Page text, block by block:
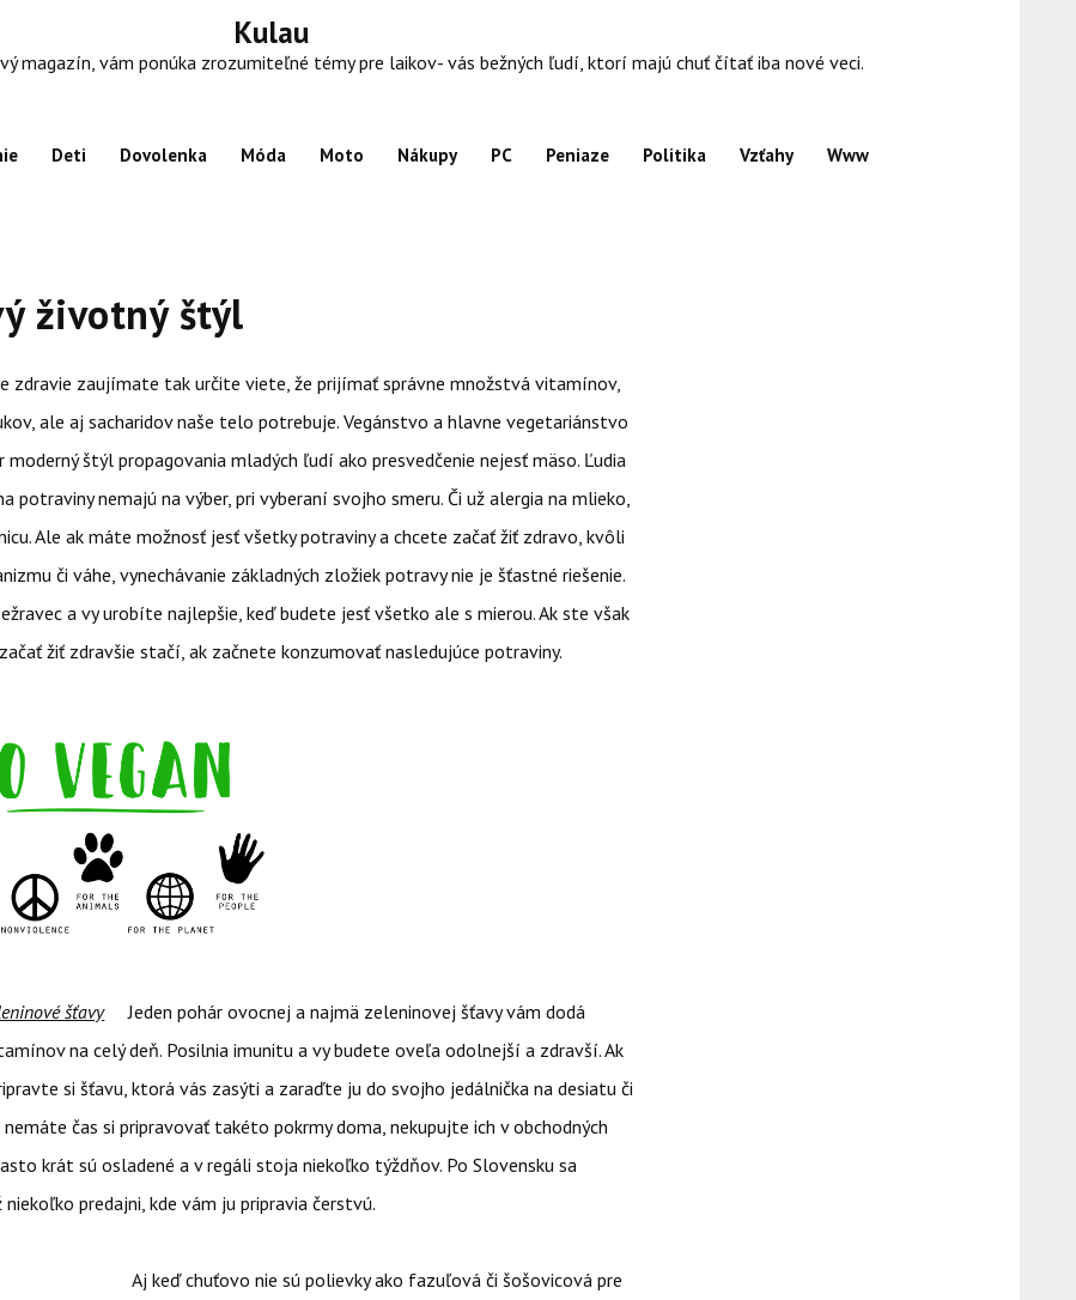
Kulau
magazín, vám ponúka zrozumiteľné témy pre laikov- vás bežných ľudí, ktorí majú chuť čítať iba nové veci.
Deti Dovolenka Móda Moto Nákupy PC Peniaze Politika Vzťahy Www
životný štýl
zdravie zaujímate tak určite viete, že prijímať správne množstvá vitamínov,
ale aj sacharidov naše telo potrebuje. Vegánstvo a hlavne vegetariánstvo
moderný štýl propagovania mladých ľudí ako presvedčenie nejesť mäso. Ľudia
potraviny nemajú na výber, pri vyberaní svojho smeru. Či už alergia na mlieko,
Ale ak máte možnosť jesť všetky potraviny a chcete začať žiť zdravo, kvôli
či váhe, vynechávanie základných zložiek potravy nie je šťastné riešenie.
a vy urobíte najlepšie, keď budete jesť všetko ale s mierou. Ak ste však
žiť zdravšie stačí, ak začnete konzumovať nasledujúce potraviny.
šťavyJeden pohár ovocnej a najmä zeleninovej šťavy vám dodá
na celý deň. Posilnia imunitu a vy budete oveľa odolnejší a zdravší. Ak
si šťavu, ktorá vás zasýti a zaraďte ju do svojho jedálnička na desiatu či
čas si pripravovať takéto pokrmy doma, nekupujte ich v obchodných
krát sú osladené a v regáli stoja niekoľko týždňov. Po Slovensku sa
niekoľko predajni, kde vám ju pripravia čerstvú.
keď chuťovo nie sú polievky ako fazuľová či šošovicová pre